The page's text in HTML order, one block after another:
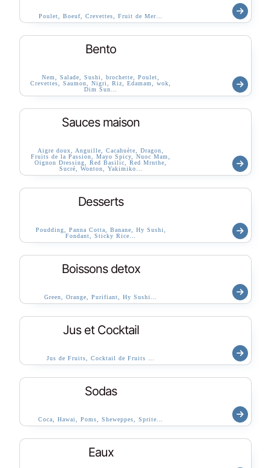
Poulet, Boeuf, Crevettes, Fruit de Mer…
Bento
Nem, Salade, Sushi, brochette, Poulet,
Crevettes, Saumon, Nigri, Riz, Edamam, wok,
Dim Sun…
Sauces maison
Aigre doux, Anguille, Cacahuète, Dragon,
Fruits de la Passion, Mayo Spicy, Nuoc Mam,
Oignon Dressing, Red Basilic, Red Mrnthe,
Sucré, Wonton, Yakimiko…
Desserts
Poudding, Panna Cotta, Banane, Hy Sushi,
Fondant, Sticky Rice…
Boissons detox
Green, Orange, Purifiant, Hy Sushi…
Jus et Cocktail
Jus de Fruits, Cocktail de Fruits …
Sodas
Coca, Hawai, Poms, Sheweppes, Sprite…
Eaux